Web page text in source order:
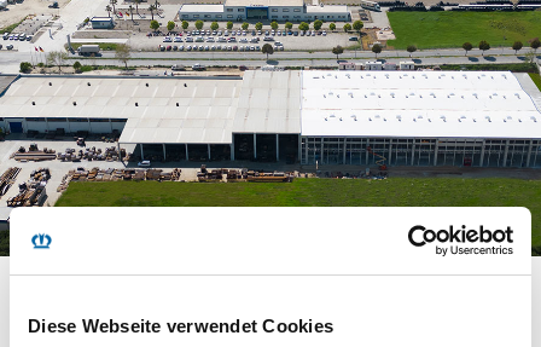
Diese Webseite verwendet Cookies
Tire (Turcja)